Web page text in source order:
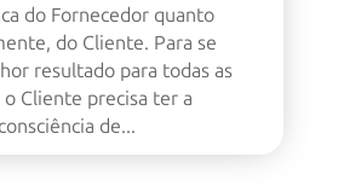
do Fornecedor quanto
do Cliente. Para se
resultado para todas as
o Cliente precisa ter a
consciência de...